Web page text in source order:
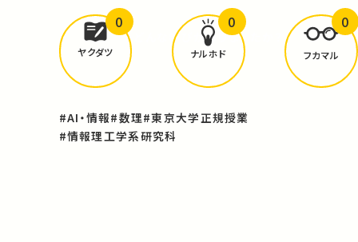
どんな学びがありましたか？
ヤクダツ
0
ナルホド
0
フカマル
0
#AI・情報#数理#東京大学正規授業
#情報理工学系研究科